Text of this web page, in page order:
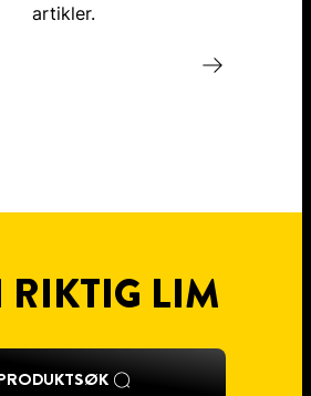
artikler.
LIM